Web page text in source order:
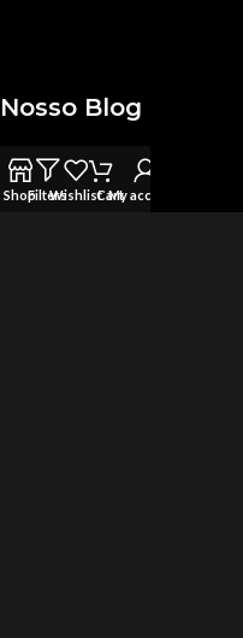
Nosso Blog
Blog
ShopFiltersWishlistCartMy account